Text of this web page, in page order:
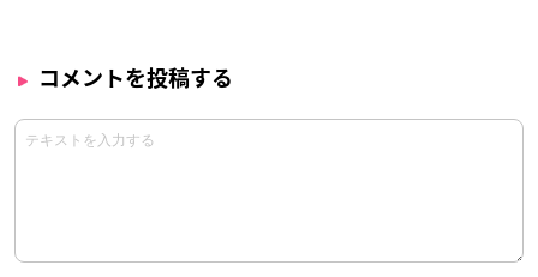
コメントを投稿する